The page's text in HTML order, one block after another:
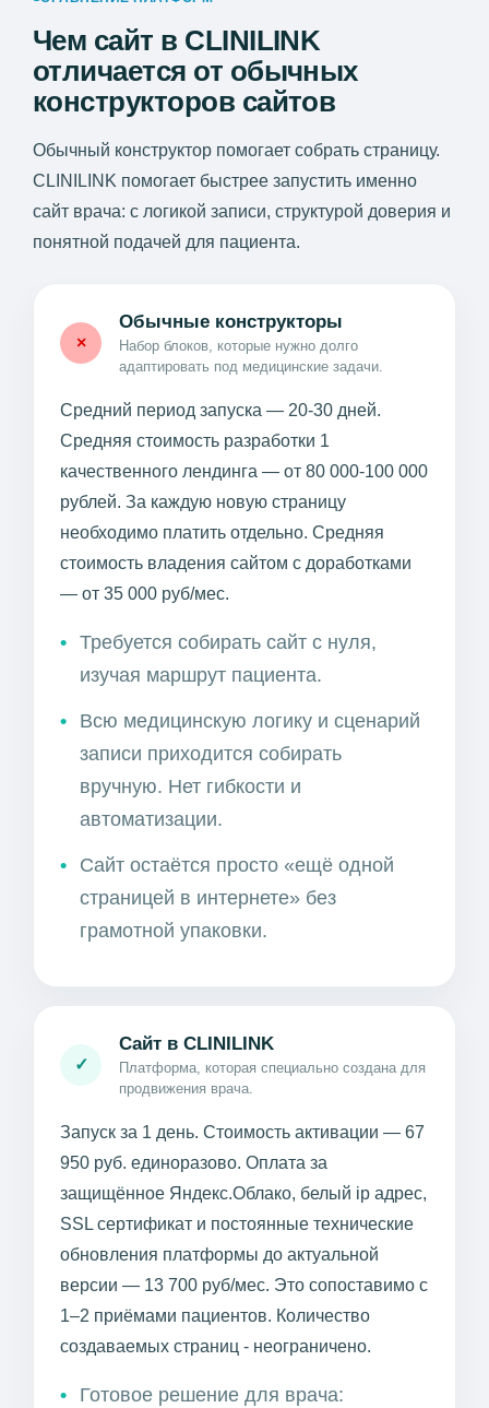
Чем сайт в CLINILINK
отличается от обычных
конструкторов сайтов
Обычный конструктор помогает собрать страницу.
CLINILINK помогает быстрее запустить именно
сайт врача: с логикой записи, структурой доверия и
понятной подачей для пациента.
×
Обычные конструкторы
Набор блоков, которые нужно долго
адаптировать под медицинские задачи.
Средний период запуска — 20-30 дней.
Средняя стоимость разработки 1
качественного лендинга — от 80 000-100 000
рублей. За каждую новую страницу
необходимо платить отдельно. Средняя
стоимость владения сайтом с доработками
— от 35 000 руб/мес.
Требуется собирать сайт с нуля,
изучая маршрут пациента.
Всю медицинскую логику и сценарий
записи приходится собирать
вручную. Нет гибкости и
автоматизации.
Сайт остаётся просто «ещё одной
страницей в интернете» без
грамотной упаковки.
✓
Сайт в CLINILINK
Платформа, которая специально создана для
продвижения врача.
Запуск за 1 день. Стоимость активации — 67
950 руб. единоразово. Оплата за
защищённое Яндекс.Облако, белый ip адрес,
SSL сертификат и постоянные технические
обновления платформы до актуальной
версии — 13 700 руб/мес. Это сопоставимо с
1–2 приёмами пациентов. Количество
создаваемых страниц - неограничено.
Готовое решение для врача: